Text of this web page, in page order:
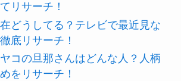
リサーチ！
どうしてる？テレビで最近見な
底リサーチ！
コの旦那さんはどんな人？人柄
をリサーチ！